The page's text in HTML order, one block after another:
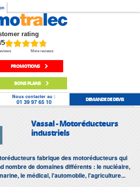
rating
/5
More reviews
PROMOTIONS
BONS PLANS
Nous contacter au :
01 39 97 65 10 DEMANDE DE DEVIS
Vassal - Motoréducteurs
industriels
fabrique des motoréducteurs qui
nombre de domaines différents : le nucléaire,
le médical, l'automobile, l'agriculture...